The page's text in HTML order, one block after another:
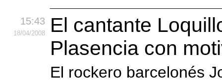
15:43
18/04/2008
El cantante
Plasencia con
El rockero barcelonés